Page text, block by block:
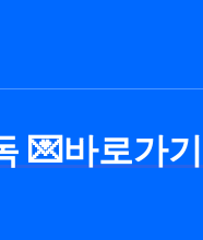
💌바로가기